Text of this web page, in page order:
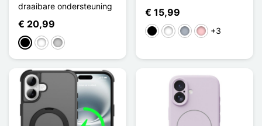
draaibare ondersteuning
€ 20,99
ZwartWit Transparant
€ 15,99
ZwartWit GrijsRoze+3